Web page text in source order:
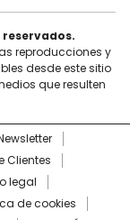
reservados.
reproducciones y
desde este sitio
que resulten
Clientes
legal
de cookies